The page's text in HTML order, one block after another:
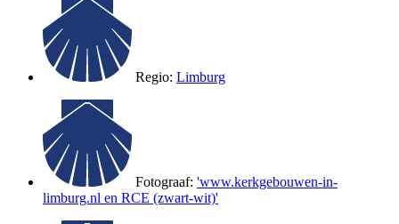
Regio: Limburg
Fotograaf: 'www.kerkgebouwen-in-
limburg.nl en RCE (zwart-wit)'